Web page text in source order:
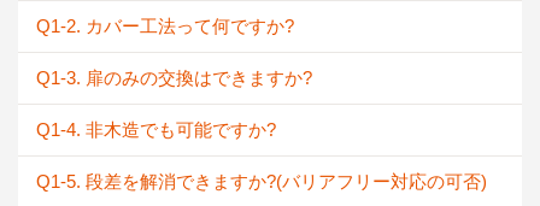
Q1-2. カバー工法って何ですか?
Q1-3. 扉のみの交換はできますか?
Q1-4. 非木造でも可能ですか?
Q1-5. 段差を解消できますか?(バリアフリー対応の可否)